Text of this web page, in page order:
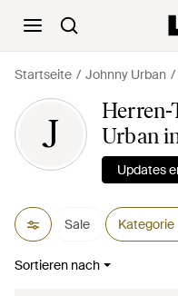
Startseite Johnny Urban
J
Herren-
Urban
Updates
Sale Kategorie
Sortieren nach